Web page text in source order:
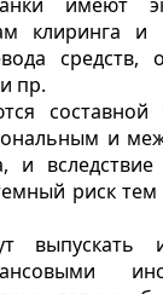
клиринга и
средств,
пр.
составной
и
и вследствие
риск
выпускать